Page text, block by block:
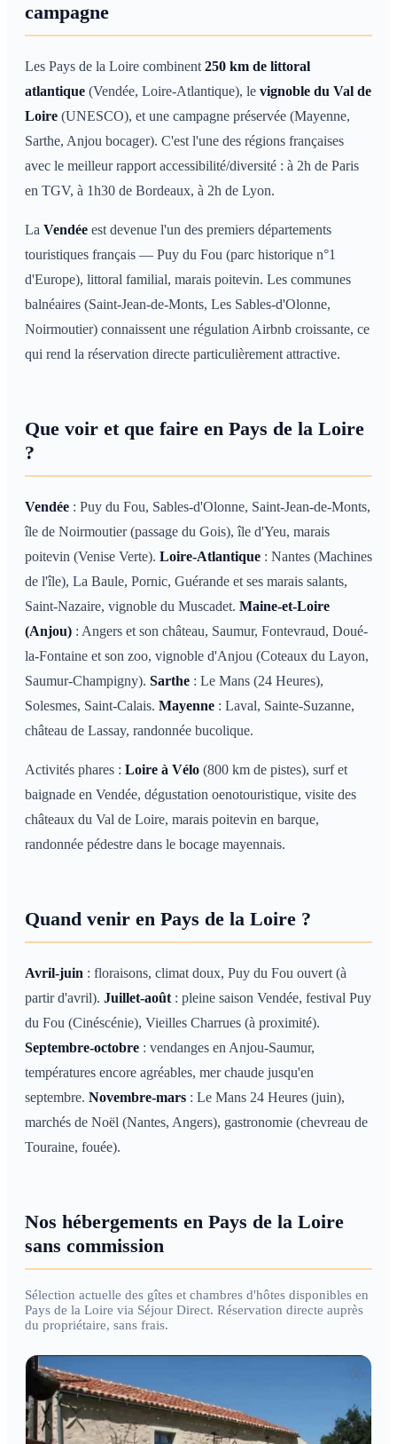
campagne
Les Pays de la Loire combinent 250 km de littoral
atlantique (Vendée, Loire-Atlantique), le vignoble du Val de
Loire (UNESCO), et une campagne préservée (Mayenne,
Sarthe, Anjou bocager). C'est l'une des régions françaises
avec le meilleur rapport accessibilité/diversité : à 2h de Paris
en TGV, à 1h30 de Bordeaux, à 2h de Lyon.
La Vendée est devenue l'un des premiers départements
touristiques français — Puy du Fou (parc historique n°1
d'Europe), littoral familial, marais poitevin. Les communes
balnéaires (Saint-Jean-de-Monts, Les Sables-d'Olonne,
Noirmoutier) connaissent une régulation Airbnb croissante, ce
qui rend la réservation directe particulièrement attractive.
Que voir et que faire en Pays de la Loire
?
Vendée : Puy du Fou, Sables-d'Olonne, Saint-Jean-de-Monts,
île de Noirmoutier (passage du Gois), île d'Yeu, marais
poitevin (Venise Verte). Loire-Atlantique : Nantes (Machines
de l'île), La Baule, Pornic, Guérande et ses marais salants,
Saint-Nazaire, vignoble du Muscadet. Maine-et-Loire
(Anjou) : Angers et son château, Saumur, Fontevraud, Doué-
la-Fontaine et son zoo, vignoble d'Anjou (Coteaux du Layon,
Saumur-Champigny). Sarthe : Le Mans (24 Heures),
Solesmes, Saint-Calais. Mayenne : Laval, Sainte-Suzanne,
château de Lassay, randonnée bucolique.
Activités phares : Loire à Vélo (800 km de pistes), surf et
baignade en Vendée, dégustation oenotouristique, visite des
châteaux du Val de Loire, marais poitevin en barque,
randonnée pédestre dans le bocage mayennais.
Quand venir en Pays de la Loire ?
Avril-juin : floraisons, climat doux, Puy du Fou ouvert (à
partir d'avril). Juillet-août : pleine saison Vendée, festival Puy
du Fou (Cinéscénie), Vieilles Charrues (à proximité).
Septembre-octobre : vendanges en Anjou-Saumur,
températures encore agréables, mer chaude jusqu'en
septembre. Novembre-mars : Le Mans 24 Heures (juin),
marchés de Noël (Nantes, Angers), gastronomie (chevreau de
Touraine, fouée).
Nos hébergements en Pays de la Loire
sans commission
Sélection actuelle des gîtes et chambres d'hôtes disponibles en
Pays de la Loire via Séjour Direct. Réservation directe auprès
du propriétaire, sans frais.